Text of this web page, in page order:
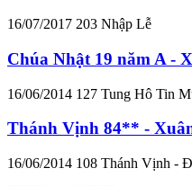
16/07/2017 203 Nhập Lễ
Chúa Nhật 19 năm A -
16/06/2014 127 Tung Hô Tin
Thánh Vịnh 84** -
16/06/2014 108 Thánh Vịnh -